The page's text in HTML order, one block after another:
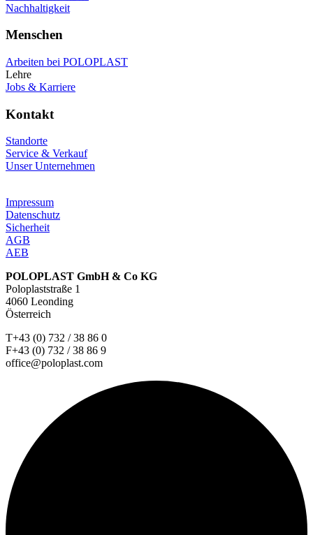
Nachhaltigkeit
Menschen
Arbeiten bei POLOPLAST
Lehre
Jobs & Karriere
Kontakt
Standorte
Service & Verkauf
Unser Unternehmen
Impressum
Datenschutz
Sicherheit
AGB
AEB
POLOPLAST GmbH & Co KG
Poloplaststraße 1
4060 Leonding
Österreich
T+43 (0) 732 / 38 86 0
F+43 (0) 732 / 38 86 9
office@poloplast.com